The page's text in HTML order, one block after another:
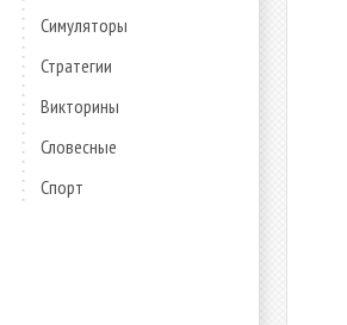
Симуляторы
Стратегии
Викторины
Словесные
Спорт